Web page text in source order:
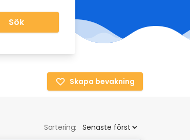
Sök
Skapa bevakning
Sortering: